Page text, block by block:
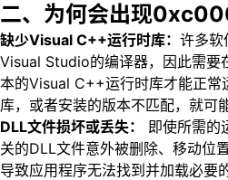
二、为何会出现
缺少Visual C++运行时库： 许多软
Visual Studio的编译器，因此需要
本的Visual C++运行时库才能正常
库，或者安装的版本不匹配，就可
DLL文件损坏或丢失：
即使所需的
关的DLL文件意外被删除、移动位
导致应用程序无法找到并加载必要